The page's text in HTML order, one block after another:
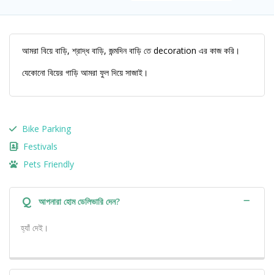
আমরা বিয়ে বাড়ি, শ্রাদ্ধ বাড়ি, জন্মদিন বাড়ি তে decoration এর কাজ করি।
যেকোনো বিয়ের গাড়ি আমরা ফুল দিয়ে সাজাই।
Bike Parking
Festivals
Pets Friendly
Q আপনারা হোম ডেলিভারি দেন?
হ্যাঁ দেই।